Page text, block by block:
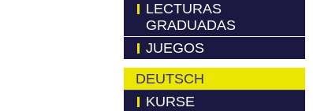
LECTURAS
GRADUADAS
JUEGOS
DEUTSCH
KURSE